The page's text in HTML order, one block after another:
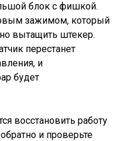
блок с фишкой.
зажимом, который
вытащить штекер.
перестанет
и
будет
восстановить работу
и проверьте